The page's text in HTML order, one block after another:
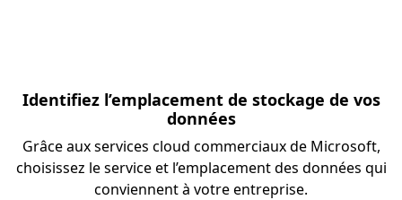
Identifiez l’emplacement de stockage de vos
données
Grâce aux services cloud commerciaux de Microsoft,
choisissez le service et l’emplacement des données qui
conviennent à votre entreprise.